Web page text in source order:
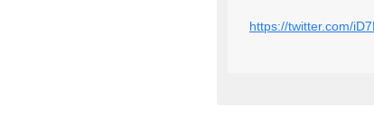
https://twitter.com/